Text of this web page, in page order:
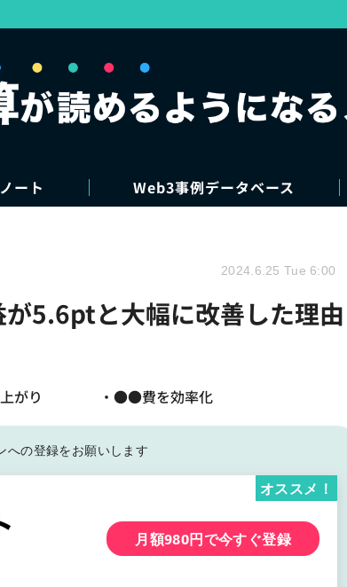
ート Web3事例データベース
が5.6ptと大幅に改善した理由
上がり ・●●費を効率化
2024.6.25 Tue 6:00
への登録をお願いします
オススメ！
月額980円で今すぐ登録